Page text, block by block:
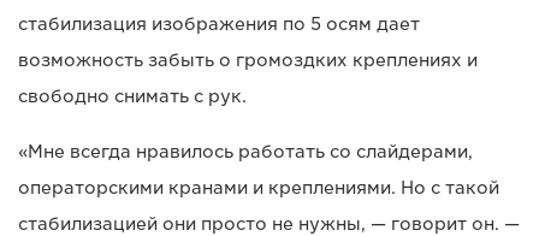
стабилизация изображения по 5 осям дает
возможность забыть о громоздких креплениях и
свободно снимать с рук.
«Мне всегда нравилось работать со слайдерами,
операторскими кранами и креплениями. Но с такой
стабилизацией они просто не нужны, — говорит он. —